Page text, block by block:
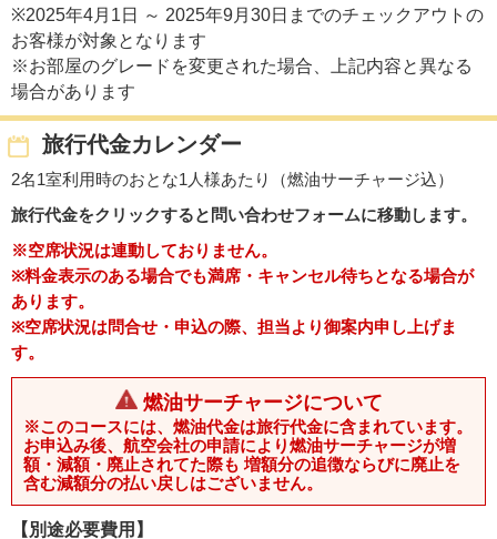
※2025年4月1日 ～ 2025年9月30日までのチェックアウトの
お客様が対象となります
※お部屋のグレードを変更された場合、上記内容と異なる
場合があります
旅行代金カレンダー
2名1室利用時のおとな1人様あたり（燃油サーチャージ込）
旅行代金をクリックすると問い合わせフォームに移動します。
※空席状況は連動しておりません。
※料金表示のある場合でも満席・キャンセル待ちとなる場合が
あります。
※空席状況は問合せ・申込の際、担当より御案内申し上げま
す。
燃油サーチャージについて
※このコースには、燃油代金は旅行代金に含まれています。
お申込み後、航空会社の申請により燃油サーチャージが増
額・減額・廃止されてた際も 増額分の追徴ならびに廃止を
含む減額分の払い戻しはございません。
【別途必要費用】